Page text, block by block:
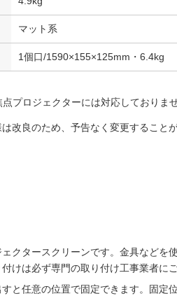
マット系
1個口/1590×155×125mm・6.4kg
プロジェクターには対応しておりませ
改良のため、予告なく変更することが
クタースクリーンです。金具などを
けは必ず専門の取り付け工事業者にご
と任意の位置で固定できます。固定